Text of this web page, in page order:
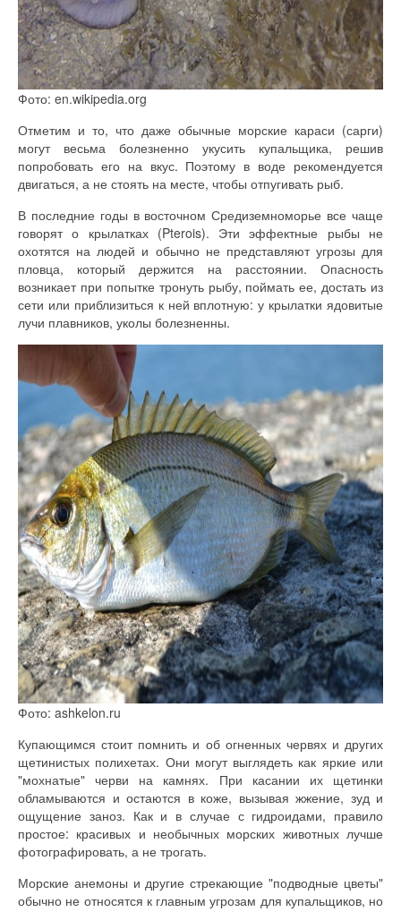
Фото: en.wikipedia.org
Отметим и то, что даже обычные морские караси (сарги)
могут весьма болезненно укусить купальщика, решив
попробовать его на вкус. Поэтому в воде рекомендуется
двигаться, а не стоять на месте, чтобы отпугивать рыб.
В последние годы в восточном Средиземноморье все чаще
говорят о крылатках (Pterois). Эти эффектные рыбы не
охотятся на людей и обычно не представляют угрозы для
пловца, который держится на расстоянии. Опасность
возникает при попытке тронуть рыбу, поймать ее, достать из
сети или приблизиться к ней вплотную: у крылатки ядовитые
лучи плавников, уколы болезненны.
Фото: ashkelon.ru
Купающимся стоит помнить и об огненных червях и других
щетинистых полихетах. Они могут выглядеть как яркие или
"мохнатые" черви на камнях. При касании их щетинки
обламываются и остаются в коже, вызывая жжение, зуд и
ощущение заноз. Как и в случае с гидроидами, правило
простое: красивых и необычных морских животных лучше
фотографировать, а не трогать.
Морские анемоны и другие стрекающие "подводные цветы"
обычно не относятся к главным угрозам для купальщиков, но